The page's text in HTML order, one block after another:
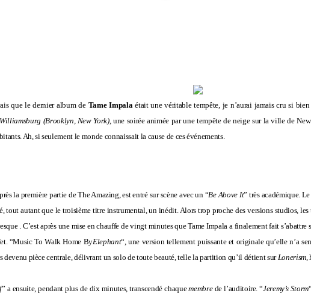
que le dernier album de Tame Impalaétait une véritable tempête, je n’aurai jamais cru si
(Brooklyn, New York), une soirée animée par une tempête deneigesur la ville de New
Ah, si seulement le monde connaissait la cause de ces événements.
la première partie de The Amazing, est entré sur scène avec un “Be Above It” très académique.
tout autant que le troisième titre instrumental, un inédit. Alors trop proche des versions studios,
. C’est après une mise en chauffe de vingt minutes que Tame Impala a finalement fait
“Music To Walk Home ByElephant“, une version tellement puissante et originale qu’elle n’a
devenu pièce centrale, délivrant un solo de toute beauté, telle la partition qu’il détient surLonerism,
” a ensuite, pendant plus de dix minutes, transcendé chaquemembrede l’auditoire. “Jeremy’s Storm